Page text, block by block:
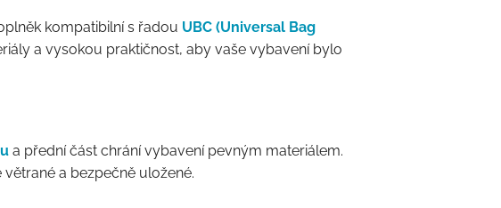
kompatibilní s řadou UBC (Universal Bag
a vysokou praktičnost, aby vaše vybavení bylo
a přední část chrání vybavení pevným materiálem.
a bezpečně uložené.